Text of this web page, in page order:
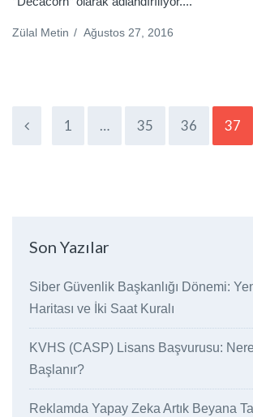
Zülal Metin / Ağustos 27, 2016
1 … 35 36 37
Son Yazılar
Siber Güvenlik Başkanlığı Dönemi:
Haritası ve İki Saat Kuralı
KVHS (CASP) Lisans Başvurusu:
Başlanır?
Reklamda Yapay Zeka Artık Beyana